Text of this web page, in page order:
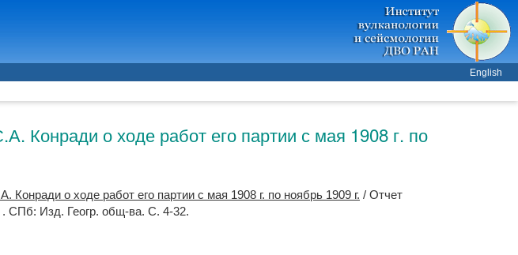
English
Конради о ходе работ его партии с мая 1908 г. по
Конради о ходе работ его партии с мая 1908 г. по ноябрь 1909 г. / Отчет
. СПб: Изд. Геогр. общ-ва. С. 4-32.